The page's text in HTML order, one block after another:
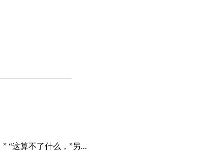
“这算不了什么，”另...